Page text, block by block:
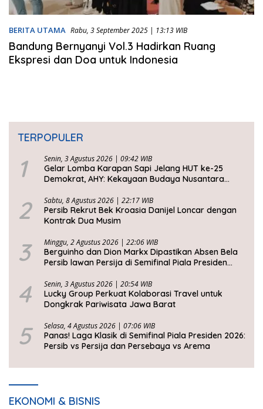
BERITA UTAMA Rabu, 3 September 2025 | 13:13 WIB
Bandung Bernyanyi Vol.3 Hadirkan Ruang
Ekspresi dan Doa untuk Indonesia
TERPOPULER
1 Senin, 3 Agustus 2026 | 09:42 WIB
Gelar Lomba Karapan Sapi Jelang HUT ke-25
Demokrat, AHY: Kekayaan Budaya Nusantara
2 Sabtu, 8 Agustus 2026 | 22:17 WIB
Persib Rekrut Bek Kroasia Danijel Loncar dengan
Kontrak Dua Musim
3 Minggu, 2 Agustus 2026 | 22:06 WIB
Berguinho dan Dion Markx Dipastikan Absen Bela
Persib lawan Persija di Semifinal Piala Presiden
4 Senin, 3 Agustus 2026 | 20:54 WIB
Lucky Group Perkuat Kolaborasi Travel untuk
Dongkrak Pariwisata Jawa Barat
5 Selasa, 4 Agustus 2026 | 07:06 WIB
Panas! Laga Klasik di Semifinal Piala Presiden 2026:
Persib vs Persija dan Persebaya vs Arema
EKONOMI & BISNIS